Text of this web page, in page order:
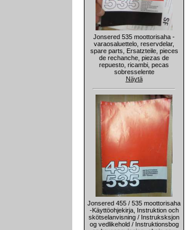
Jonsered 535 moottorisaha -
varaosaluettelo, reservdelar,
spare parts, Ersatzteile, pieces
de rechanche, piezas de
repuesto, ricambi, pecas
sobresselente
Näytä
Jonsered 455 / 535 moottorisaha
-Käyttöohjekirja, Instruktion och
skötselanvisning / Instruksksjon
og vedlikehold / Instruktionsbog